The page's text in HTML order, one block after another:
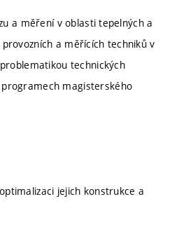
a měření v oblasti tepelných a
a měřících techniků v
technických
magisterského
jejich konstrukce a